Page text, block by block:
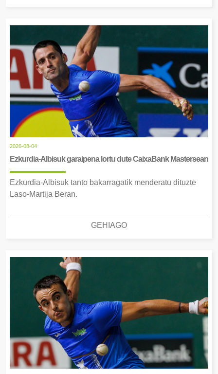
2026-08-04
Ezkurdia-Albisuk garaipena lortu dute CaixaBank Mastersean
Ezkurdia-Albisuk tanto bakarragatik menderatu dituzte
Laso-Martija Beran.
GEHIAGO